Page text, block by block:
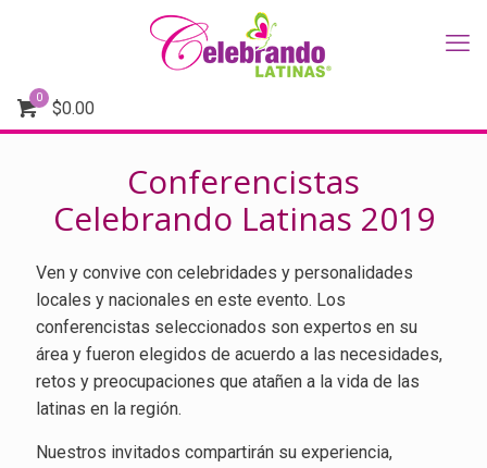
0
$0.00
Conferencistas
Celebrando Latinas 2019
Ven y convive con celebridades y personalidades
locales y nacionales en este evento. Los
conferencistas seleccionados son expertos en su
área y fueron elegidos de acuerdo a las necesidades,
retos y preocupaciones que atañen a la vida de las
latinas en la región.
Nuestros invitados compartirán su experiencia,